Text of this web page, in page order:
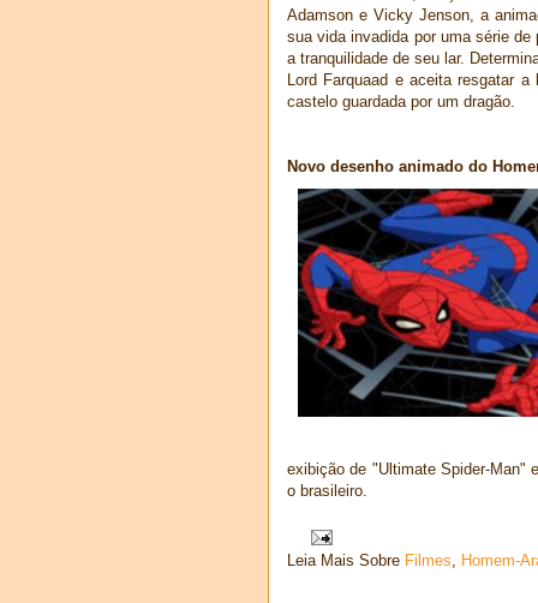
Adamson e Vicky Jenson, a
sua vida invadida por uma série
a tranquilidade de seu lar.
Lord Farquaad e aceita resgatar
castelo guardada por um dragão.
Novo desenho animado do
exibição de "Ultimate Spider-Man"
o brasileiro.
Leia Mais Sobre Filmes, Homem-